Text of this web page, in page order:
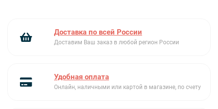
Доставка по всей России
Доставим Ваш заказ в любой регион России
Удобная оплата
Онлайн, наличными или картой в магазине, по счету